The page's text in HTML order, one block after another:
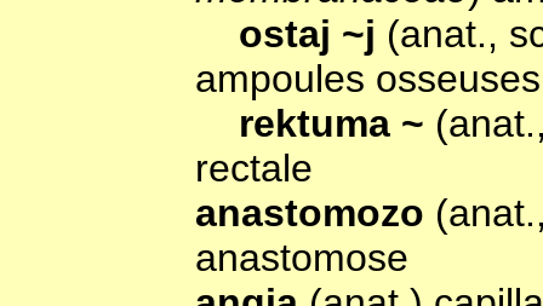
ostaj ~j (anat.,
ampoules
rektuma ~
rectale
anastomozo
anastomose